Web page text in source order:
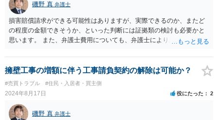
磯野 真 弁護士
損害賠償請求ができる可能性はありますが、実際できるのか、またど
の程度の金額できそうか、といった判断には証拠類の検討も必要かと
思います。 また、弁護士費用についても、弁護士により異なります。
擁壁工事の増額に伴う工事請負契約の解除は可能か？
#売買トラブル #住民・入居者・買主側
2024年8月17日 役にたった 2
磯野 真 弁護士